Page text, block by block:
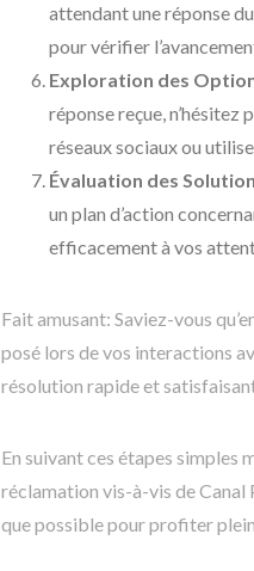
attendant une réponse
pour vérifier
Exploration des
réponse reçue, n’hésitez
réseaux sociaux ou
Évaluation des
un plan d’action
efficacement à vos
Fait amusant: Saviez-vous
posé lors de vos interactions
résolution rapide et
En suivant ces étapes simples
réclamation vis-à-vis de Canal
que possible pour profiter